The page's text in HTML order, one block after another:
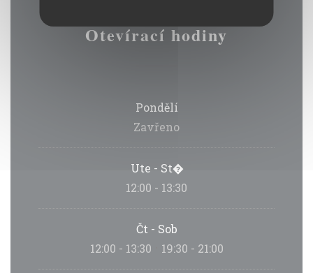
Otevírací hodiny
Pondělí
Zavřeno
Ute - St�
12:00 - 13:30
Čt - Sob
12:00 - 13:30
19:30 - 21:00